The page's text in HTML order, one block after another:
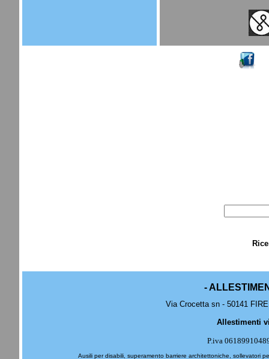
-
Via Crocetta sn - 50141
Allestimenti
P.iva
Ausili per disabili, superamento barriere architettoniche, sollevatori